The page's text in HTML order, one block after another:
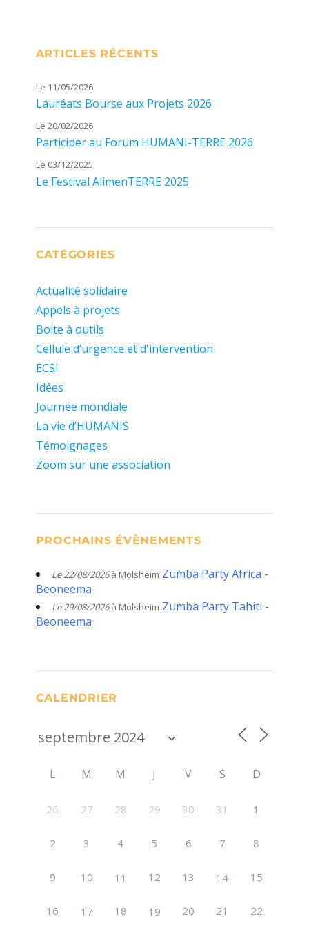
ARTICLES RÉCENTS
Le 11/05/2026
Lauréats Bourse aux Projets 2026
Le 20/02/2026
Participer au Forum HUMANI-TERRE 2026
Le 03/12/2025
Le Festival AlimenTERRE 2025
CATÉGORIES
Actualité solidaire
Appels à projets
Boite à outils
Cellule d’urgence et d'intervention
ECSI
Idées
Journée mondiale
La vie d’HUMANIS
Témoignages
Zoom sur une association
PROCHAINS ÉVÈNEMENTS
Le 22/08/2026à Molsheim Zumba Party Africa -
Beoneema
Le 29/08/2026à Molsheim Zumba Party Tahiti -
Beoneema
CALENDRIER
L M M J V S D
26 27 28 29 30 31 1
2 3 4 5 6 7 8
9 10 11 12 13 14 15
16 17 18 19 20 21 22